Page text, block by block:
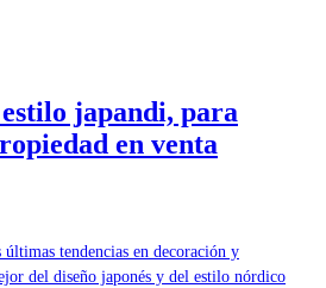
japandi, para
en venta
tendencias en decoración y
del diseño japonés y del estilo nórdico